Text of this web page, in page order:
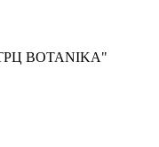
BOTANIKA"